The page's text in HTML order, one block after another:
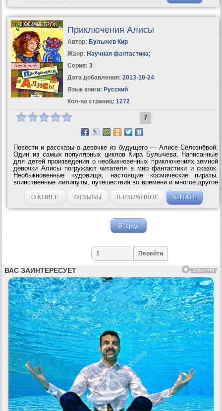
Приключения Алисы
Автор: Булычев Кир
Жанр: Научная фантастика;
Серия: 3
Дата добавления: 2013-10-24
Язык книги: Русский
Кол-во страниц: 1272
7
Повести и рассказы о девочке из будущего — Алисе Селезнёвой.
Один из самых популярных циклов Кира Булычева. Написанные
для детей произведения о необыкновенных приключениях земной
девочки Алисы погружают читателя в мир фантастики и сказок.
Необыкновенные чудовища, настоящие космические пираты,
воинственные лилипуты, путешествия во времени и многое другое
ждёт вас на страницах удивительных историй, которые
происходят с Алисой и...
О КНИГЕ ОТЗЫВЫ В ИЗБРАННОЕ ЧИТАТЬ
Вперед